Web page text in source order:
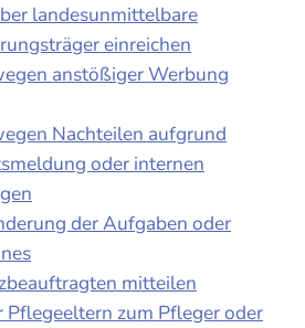
landesunmittelbare
einreichen
anstößiger Werbung
Nachteilen aufgrund
oder internen
der Aufgaben oder
mitteilen
Pflegeeltern zum Pfleger oder